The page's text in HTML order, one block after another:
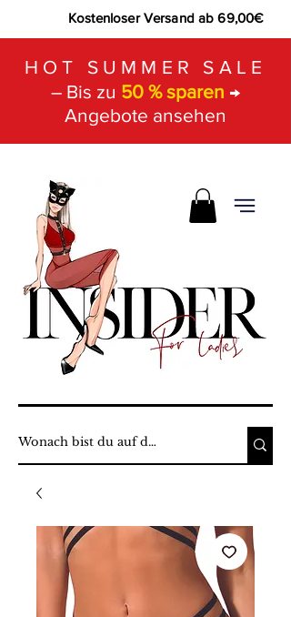
Kostenloser Versand ab 69,00€
HOT SUMMER SALE
– Bis zu 50 % sparen →
Angebote ansehen